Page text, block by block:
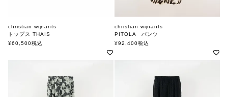
christian wijnants
トップス THAIS
クリスチャンワイナンツ
¥60,500税込
christian wijnants
PITOLA パンツ
クリスチャンワイナンツ
¥92,400税込